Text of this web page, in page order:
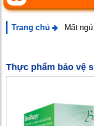
Trang chủ Mất
Thực phẩm bảo vệ